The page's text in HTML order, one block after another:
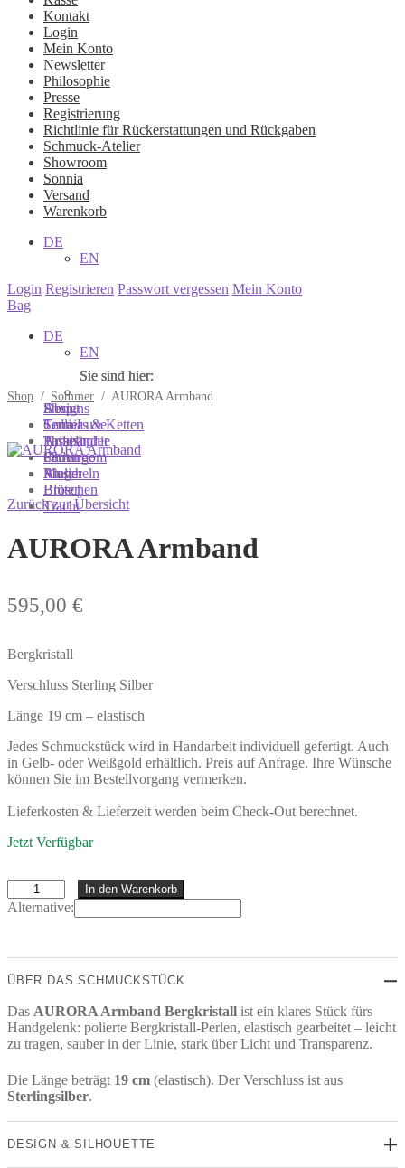
Kontakt
Login
Mein Konto
Newsletter
Philosophie
Presse
Registrierung
Richtlinie für Rückerstattungen und Rückgaben
Schmuck-Atelier
Showroom
Sonnia
Versand
Warenkorb
DE
EN
Login Registrieren Passwort vergessen Mein Konto
Bag
DE
EN
Shop / Sommer / AURORA Armband
Zurück zur Übersicht
AURORA Armband
595,00 €
Bergkristall
Verschluss Sterling Silber
Länge 19 cm – elastisch
Jedes Schmuckstück wird in Handarbeit individuell gefertigt. Auch
in Gelb- oder Weißgold erhältlich. Preis auf Anfrage. Ihre Wünsche
können Sie im Bestellvorgang vermerken.
Lieferkosten & Lieferzeit werden beim Check-Out berechnet.
Jetzt Verfügbar
AURORA
Armband
In den Warenkorb
Alternative:
ÜBER DAS SCHMUCKSTÜCK
Das AURORA Armband Bergkristall ist ein klares Stück fürs
Handgelenk: polierte Bergkristall-Perlen, elastisch gearbeitet – leicht
zu tragen, sauber in der Linie, stark über Licht und Transparenz.
Die Länge beträgt 19 cm (elastisch). Der Verschluss ist aus
Sterlingsilber.
DESIGN & SILHOUETTE
Sie sind hier:
Shop
Colliers & Ketten
Armbänder
Ohrringe
Ringe
Broschen
Sie sind hier:
Designs
Terra Luxe
Tasseln
Perlen
Muscheln
Blüten
Tracht
Sie sind hier:
About
Sonnia
Philosophie
Showroom
Atelier